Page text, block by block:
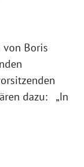
von Boris
dazu: „In